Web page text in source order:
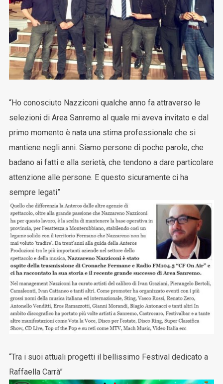
“Ho conosciuto Nazziconi qualche anno fa attraverso le
selezioni di Area Sanremo al quale mi aveva invitato e dal
primo momento è nata una stima professionale che si
mantiene negli anni. Siamo persone di poche parole, che
badano ai fatti e alla serietà, che tendono a dare particolare
attenzione alle persone. E questo sicuramente ci ha
sempre legati”
“Tra i suoi attuali progetti il bellissimo Festival dedicato a
Raffaella Carrà”